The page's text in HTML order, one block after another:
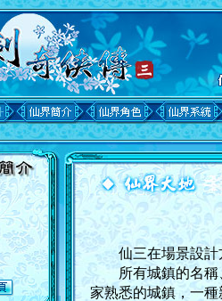
仙三在場景設計方
所有城鎮的名稱、
家熟悉的城鎮，一